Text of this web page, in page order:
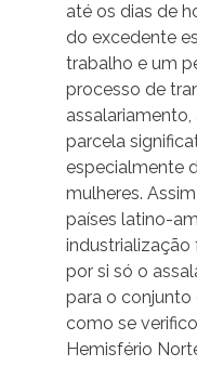
até os dias de
do excedente
trabalho e um
processo de
parcela
especialmente
mulheres.
países latino-
por si só o
para o conjunto
como se
Hemisfério